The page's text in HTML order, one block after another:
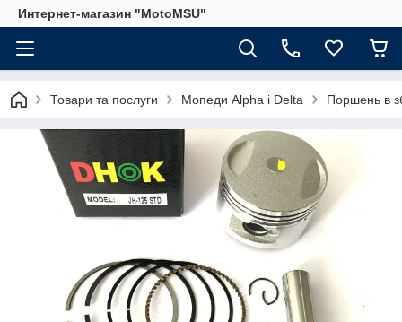
Интернет-магазин "MotoMSU"
Товари та послуги Мопеди Alpha і Delta Поршень в